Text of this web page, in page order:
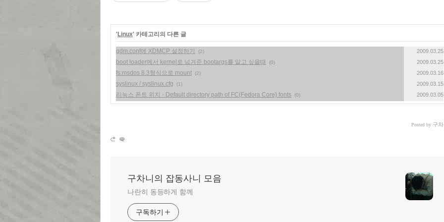
'Linux' 카테고리의 다른 글
gdm.conf에 XDMCP 설정하기 (2) 2009.03.25
boot loader에서 kernel로 넘겨준 bootargs를 알고 싶을때 (0) 2009.03.25
fs:msdos 8.3형식으로 mount (2) 2009.03.16
syslinux / syslinux.cfg (1) 2009.03.15
리눅스 폰트 위치 - Default directory path of FC(Fedora Core) fonts (0) 2009.03.05
Posted by 구
구차니의 잡동사니 모음
나란히 동등하게 함께
구독하기